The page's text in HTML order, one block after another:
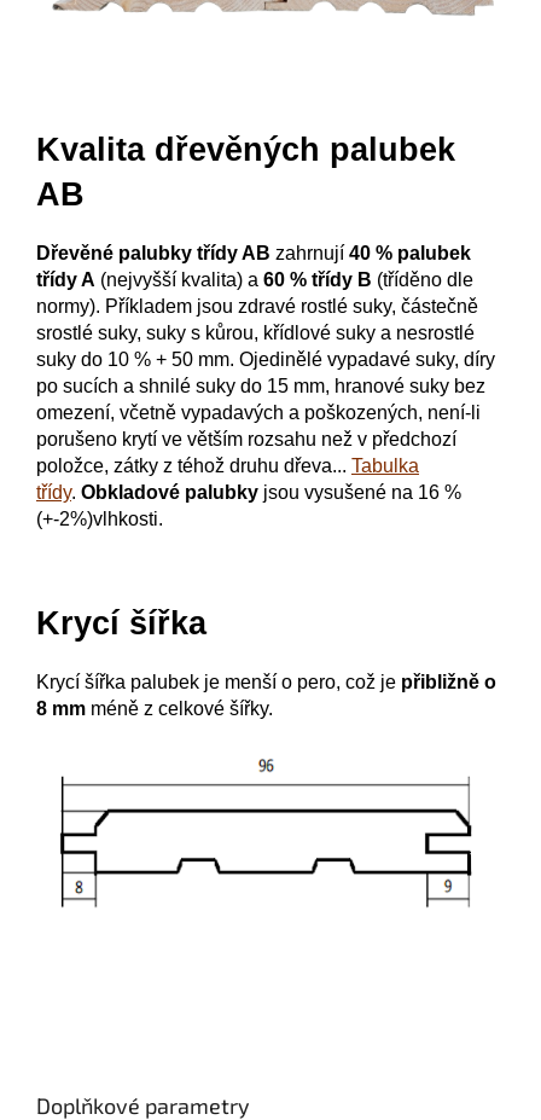
Kvalita dřevěných palubek
AB
Dřevěné palubky třídy AB zahrnují 40 % palubek
třídy A (nejvyšší kvalita) a 60 % třídy B (tříděno dle
normy). Příkladem jsou zdravé rostlé suky, částečně
srostlé suky, suky s kůrou, křídlové suky a nesrostlé
suky do 10 % + 50 mm. Ojedinělé vypadavé suky, díry
po sucích a shnilé suky do 15 mm, hranové suky bez
omezení, včetně vypadavých a poškozených, není-li
porušeno krytí ve větším rozsahu než v předchozí
položce, zátky z téhož druhu dřeva... Tabulka
třídy. Obkladové palubky jsou vysušené na 16 %
(+-2%)vlhkosti.
Krycí šířka
Krycí šířka palubek je menší o pero, což je přibližně o
8 mm méně z celkové šířky.
Doplňkové parametry